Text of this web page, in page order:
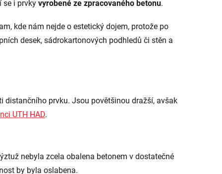
se i prvky vyrobené ze zpracovaného betonu.
kde nám nejde o estetický dojem, protože po
desek, sádrokartonových podhledů či stěn a
distančního prvku. Jsou povětšinou dražší, avšak
UTH HAD.
nebyla zcela obalena betonem v dostatečné
by byla oslabena.